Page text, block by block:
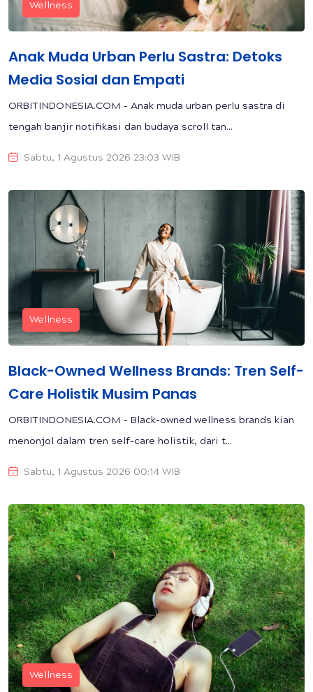
Wellness
Anak Muda Urban Perlu Sastra: Detoks
Media Sosial dan Empati
ORBITINDONESIA.COM – Anak muda urban perlu sastra di
tengah banjir notifikasi dan budaya scroll tan...
Sabtu, 1 Agustus 2026 23:03 WIB
Wellness
Black-Owned Wellness Brands: Tren Self-
Care Holistik Musim Panas
ORBITINDONESIA.COM – Black-owned wellness brands kian
menonjol dalam tren self-care holistik, dari t...
Sabtu, 1 Agustus 2026 00:14 WIB
Wellness